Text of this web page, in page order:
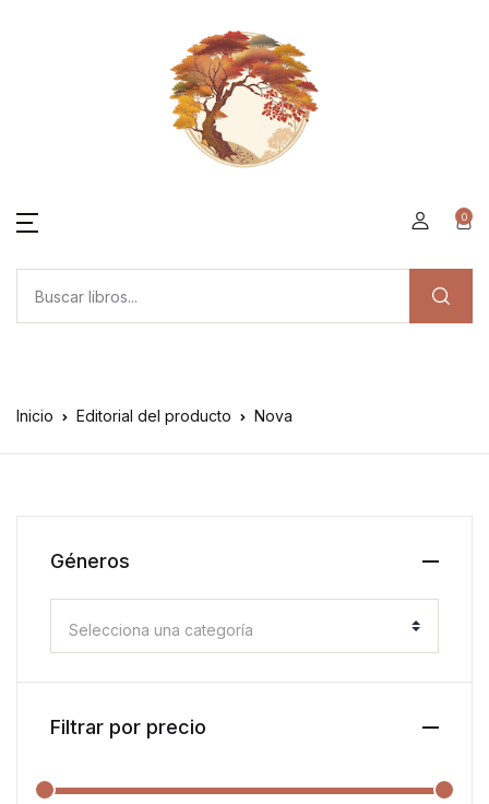
0
Inicio Editorial del producto Nova
Géneros
Selecciona una categoría
Filtrar por precio